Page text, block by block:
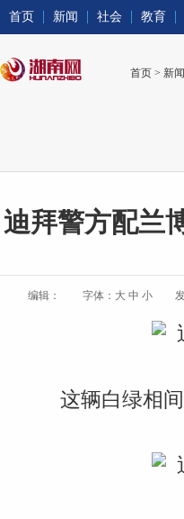
首页 新闻 社会 教育
首页 > 新闻
迪拜警方配兰
编辑： 字体： 大 中 小
这辆白绿相间